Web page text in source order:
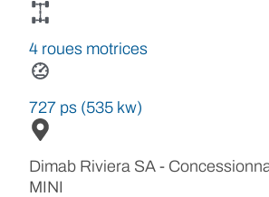
4 roues motrices
727 ps (535 kw)
Dimab Riviera SA -
MINI